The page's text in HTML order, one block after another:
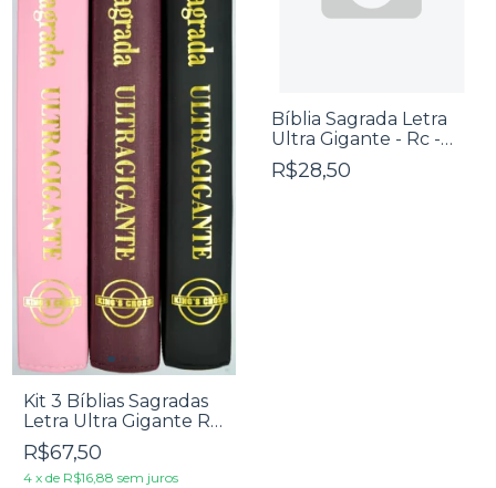
Kit 3 Bíblias Sagradas
Letra Ultra Gigante Rc
- Edição De Promessas
- Ziper
R$67,50
4 x de R$16,88 sem juros
Bíblia Sagrada Letra
Ultra Gigante - Rc -
Edição De Promessas -
Zíper Capa Folha
R$28,50